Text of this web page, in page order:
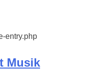
entry.php
Musik